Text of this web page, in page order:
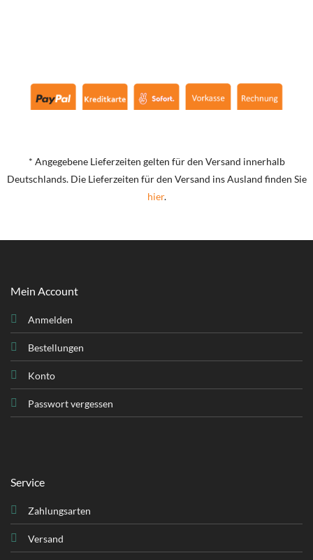
* Angegebene Lieferzeiten gelten für den Versand innerhalb
Deutschlands. Die Lieferzeiten für den Versand ins Ausland finden Sie
hier.
Mein Account
Anmelden
Bestellungen
Konto
Passwort vergessen
Service
Zahlungsarten
Versand